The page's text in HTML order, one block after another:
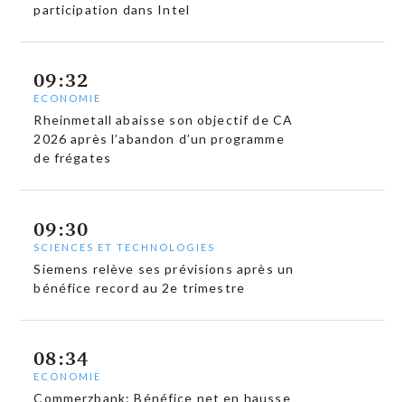
participation dans Intel
09:32
ECONOMIE
Rheinmetall abaisse son objectif de CA
2026 après l’abandon d’un programme
de frégates
09:30
SCIENCES ET TECHNOLOGIES
Siemens relève ses prévisions après un
bénéfice record au 2e trimestre
08:34
ECONOMIE
Commerzbank: Bénéfice net en hausse